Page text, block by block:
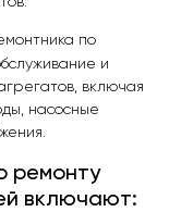
по
и
включая
насосные
ремонту
включают: